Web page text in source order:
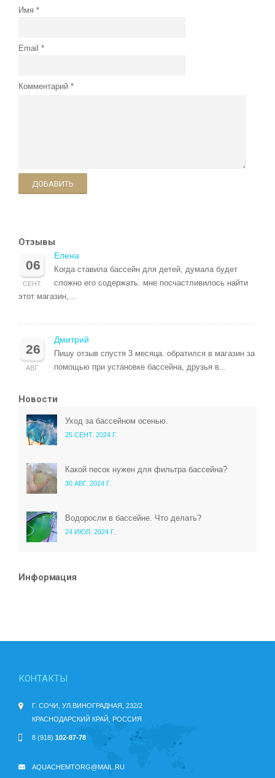
Имя
Email
Комментарий
ДОБАВИТЬ
Отзывы
06
СЕНТ.
Елена
Когда ставила бассейн для детей, думала будет
сложно его содержать. мне посчастливилось найти
этот магазин,...
26
АВГ.
Дмитрий
Пишу отзыв спустя 3 месяца. обратился в магазин за
помощью при установке бассейна, друзья в...
Новости
Уход за бассейном осенью.
25 СЕНТ. 2024 Г.
Какой песок нужен для фильтра бассейна?
30 АВГ. 2024 Г.
Водоросли в бассейне. Что делать?
24 ИЮЛ. 2024 Г.
Информация
КОНТАКТЫ
Г. СОЧИ, УЛ.ВИНОГРАДНАЯ, 232/2
КРАСНОДАРСКИЙ КРАЙ, РОССИЯ
8 (918) 102-87-78
AQUACHEMTORG@MAIL.RU